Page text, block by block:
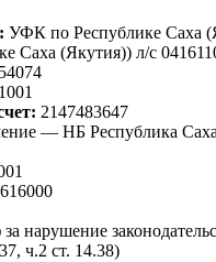
УФК по Республике Саха
Саха (Якутия)) л/с
2147483647
— НБ Республика
нарушение
ч.2 ст. 14.38)